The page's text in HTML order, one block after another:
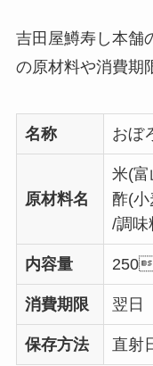
吉田屋鱒寿し本舗
の原材料や消費期
名称 おぼ
原材料名
米(
酢(
/調味
内容量
消費期限 翌日
保存方法 直射